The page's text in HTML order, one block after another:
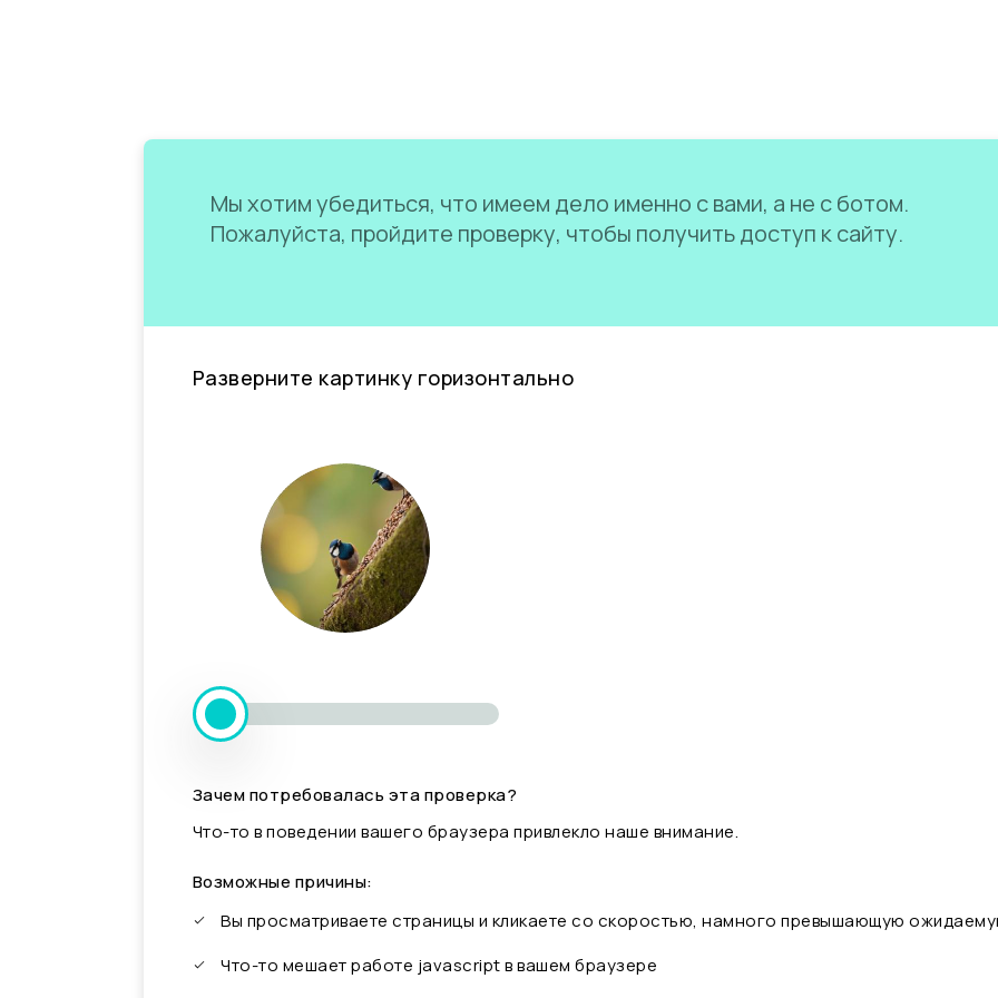
Мы хотим убедиться, что имеем дело именно с вами, а не с ботом.
Пожалуйста, пройдите проверку, чтобы получить доступ к сайту.
Разверните картинку горизонтально
Зачем потребовалась эта проверка?
Что-то в поведении вашего браузера привлекло наше внимание.
Возможные причины:
Вы просматриваете страницы и кликаете со скоростью, намного превышающую
Что-то мешает работе javascript в вашем браузере